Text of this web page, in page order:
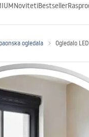
NovitetiBestseller
ogledala Ogledalo